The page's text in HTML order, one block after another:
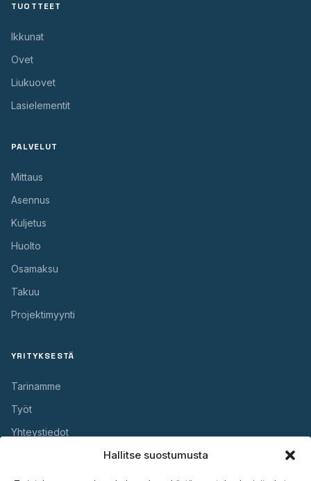
Hallitse suostumusta
TUOTTEET
Ikkunat
Ovet
Liukuovet
Lasielementit
PALVELUT
Mittaus
Asennus
Kuljetus
Huolto
Osamaksu
Takuu
Projektimyynti
YRITYKSESTÄ
Tarinamme
Työt
Yhteystiedot